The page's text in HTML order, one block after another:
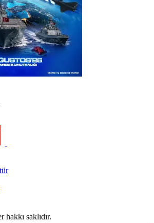
saklıdır.